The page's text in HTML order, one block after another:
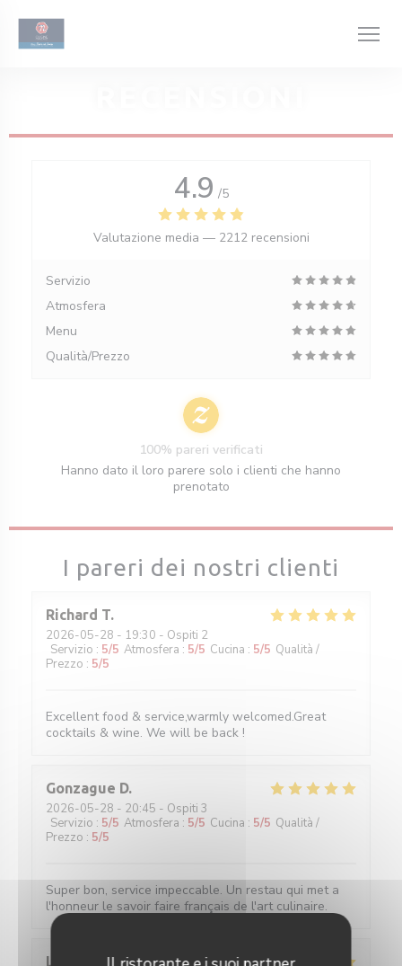
I pareri dei nostri clienti
Richard T
2026-05-28 - 19:30 - Ospiti 2
Servizio : 5/5 Atmosfera : 5/5 Cucina : 5/5 Qualità /
Prezzo : 5/5
Excellent food & service,warmly welcomed.Great
cocktails & wine. We will be back !
Gonzague D
2026-05-28 - 20:45 - Ospiti 3
Servizio : 5/5 Atmosfera : 5/5 Cucina : 5/5 Qualità /
Prezzo : 5/5
Super bon, service impeccable. Un restau qui met a
l'honneur le savoir faire français de l'art culinaire.
Louise
4.9 /5
Valutazione media — 2212 recensioni
Servizio
Atmosfera
Menu
Qualità/Prezzo
100% pareri verificati
Hanno dato il loro parere solo i clienti che hanno
prenotato